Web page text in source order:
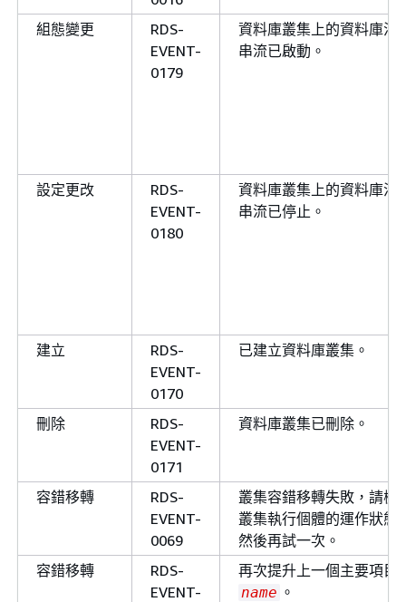
組態變更
RDS-
EVENT-
0179
資料庫叢集上的資料庫活
串流已啟動。
設定更改
RDS-
EVENT-
0180
資料庫叢集上的資料庫活
串流已停止。
建立
RDS-
EVENT-
0170
已建立資料庫叢集。
刪除
RDS-
EVENT-
0171
資料庫叢集已刪除。
容錯移轉
RDS-
EVENT-
0069
叢集容錯移轉失敗，請檢
叢集執行個體的運作狀態
然後再試一次。
容錯移轉
RDS-
EVENT-
再次提升上一個主要項目
name 。